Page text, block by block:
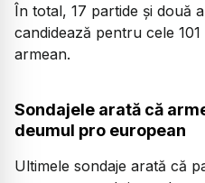
În total, 17 partide și două
candidează pentru cele
armean.
Sondajele arată că
deumul pro european
Ultimele sondaje arată că